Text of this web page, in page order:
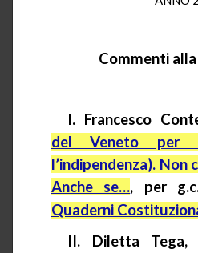
Commenti
I. Francesco
del Veneto per
l’indipendenza). Non
Anche se…, per
Quaderni
II. Diletta Tega,